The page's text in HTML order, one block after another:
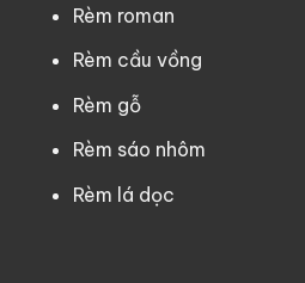
Rèm roman
Rèm cầu vồng
Rèm gỗ
Rèm sáo nhôm
Rèm lá dọc